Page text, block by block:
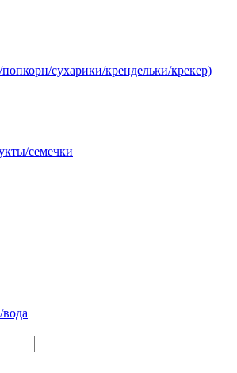
сухарики/крендельки/крекер)
семечки